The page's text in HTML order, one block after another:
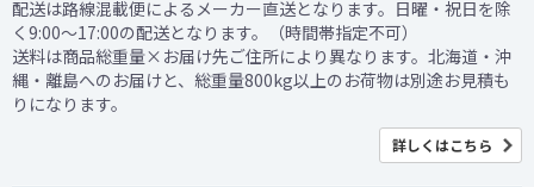
配送は路線混載便によるメーカー直送となります。日曜・祝日を除
く9:00～17:00の配送となります。（時間帯指定不可）
送料は商品総重量×お届け先ご住所により異なります。北海道・沖
縄・離島へのお届けと、総重量800kg以上のお荷物は別途お見積も
りになります。
詳しくはこちら